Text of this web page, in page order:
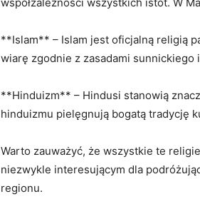
**Islam** – Islam jest oficjalną‌ religią
wiarę⁤ zgodnie z ‌zasadami
**Hinduizm** – Hindusi‍ stanowią
hinduizmu pielęgnują bogatą tradycję
Warto zauważyć, że wszystkie te
niezwykle interesującym dla
regionu.